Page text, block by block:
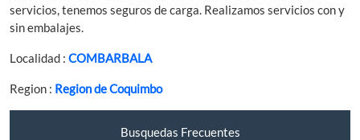
servicios, tenemos seguros de carga. Realizamos servicios con y
sin embalajes.
Localidad : COMBARBALA
Region : Region de Coquimbo
Busquedas Frecuentes